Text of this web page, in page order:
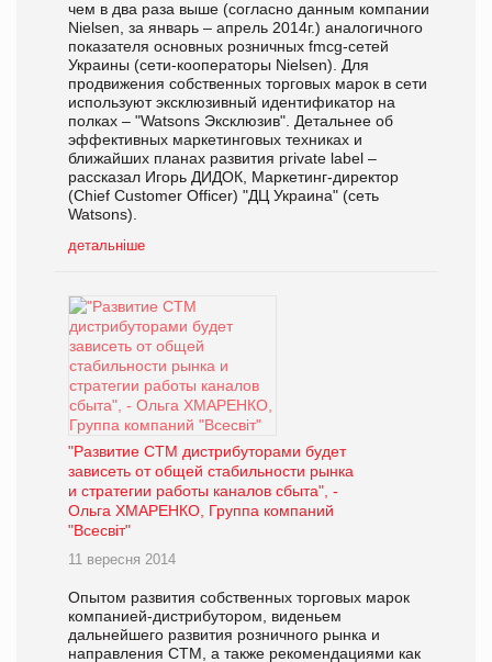
чем в два раза выше (согласно данным компании
Nielsen, за январь – апрель 2014г.) аналогичного
показателя основных розничных fmcg-сетей
Украины (сети-кооператоры Nielsen). Для
продвижения собственных торговых марок в сети
используют эксклюзивный идентификатор на
полках – "Watsons Эксклюзив". Детальнее об
эффективных маркетинговых техниках и
ближайших планах развития private label –
рассказал Игорь ДИДОК, Маркетинг-директор
(Chief Customer Officer) "ДЦ Украина" (сеть
Watsons).
детальніше
"Развитие СТМ дистрибуторами будет
зависеть от общей стабильности рынка
и стратегии работы каналов сбыта", -
Ольга ХМАРЕНКО, Группа компаний
"Всесвіт"
11 вересня 2014
Опытом развития собственных торговых марок
компанией-дистрибутором, виденьем
дальнейшего развития розничного рынка и
направления СТМ, а также рекомендациями как